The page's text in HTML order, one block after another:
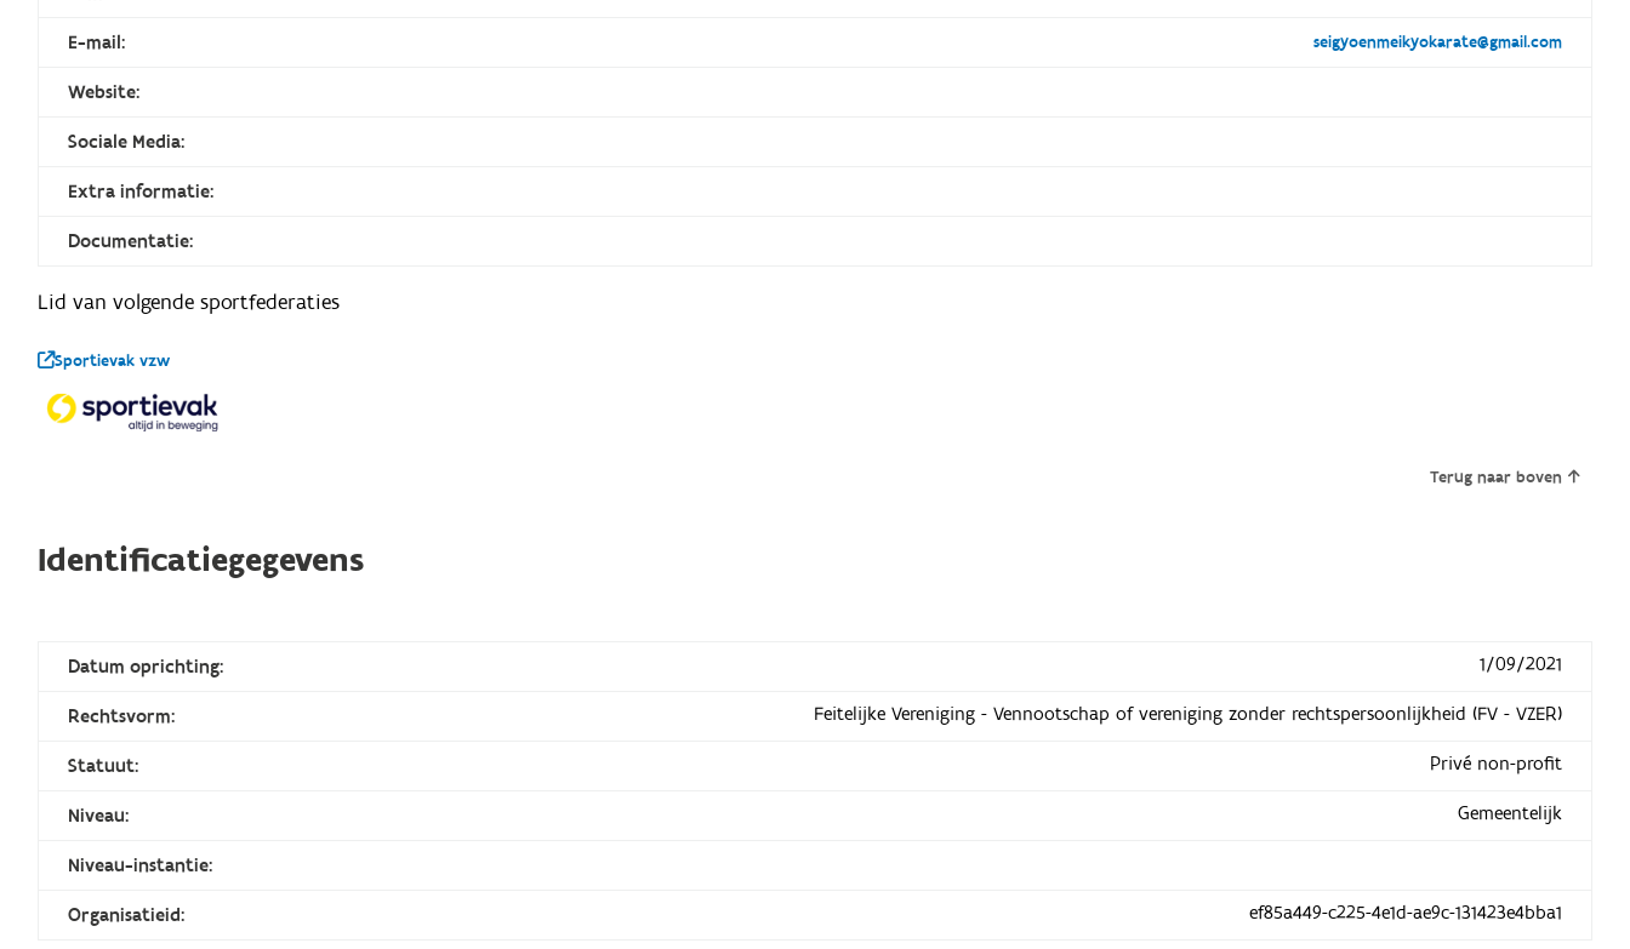
E-mail: seigyoenmeikyokarate@gmail.com
Website:
Sociale Media:
Extra informatie:
Documentatie:
Lid van volgende sportfederaties
Sportievak vzw
Terug naar boven
Identificatiegegevens
Datum oprichting: 1/09/2021
Rechtsvorm: Feitelijke Vereniging - Vennootschap of vereniging zonder rechtspersoonlijkheid (FV - VZER)
Statuut: Privé non-profit
Niveau: Gemeentelijk
Niveau-instantie:
Organisatieid: ef85a449-c225-4e1d-ae9c-131423e4bba1